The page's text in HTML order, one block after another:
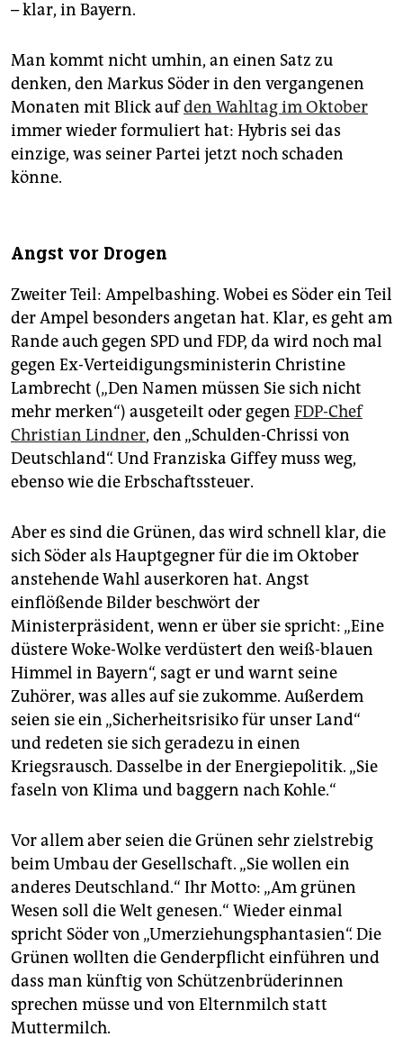
– klar, in Bayern.
Man kommt nicht umhin, an einen Satz zu
denken, den Markus Söder in den vergangenen
Monaten mit Blick aufden Wahltag im Oktober
immer wieder formuliert hat: Hybris sei das
einzige, was seiner Partei jetzt noch schaden
könne.
Angst vor Drogen
Zweiter Teil: Ampelbashing. Wobei es Söder ein Teil
der Ampel besonders angetan hat. Klar, es geht am
Rande auch gegen SPD und FDP, da wird noch mal
gegen Ex-Verteidigungsministerin Christine
Lambrecht („Den Namen müssen Sie sich nicht
mehr merken“) ausgeteilt oder gegen FDP-Chef
Christian Lindner, den „Schulden-Chrissi von
Deutschland“. Und Franziska Giffey muss weg,
ebenso wie die Erbschaftssteuer.
Aber es sind die Grünen, das wird schnell klar, die
sich Söder als Hauptgegner für die im Oktober
anstehende Wahl auserkoren hat. Angst
einflößende Bilder beschwört der
Ministerpräsident, wenn er über sie spricht: „Eine
düstere Woke-Wolke verdüstert den weiß-blauen
Himmel in Bayern“, sagt er und warnt seine
Zuhörer, was alles auf sie zukomme. Außerdem
seien sie ein „Sicherheitsrisiko für unser Land“
und redeten sie sich geradezu in einen
Kriegsrausch. Dasselbe in der Energiepolitik. „Sie
faseln von Klima und baggern nach Kohle.“
Vor allem aber seien die Grünen sehr zielstrebig
beim Umbau der Gesellschaft. „Sie wollen ein
anderes Deutschland.“ Ihr Motto: „Am grünen
Wesen soll die Welt genesen.“ Wieder einmal
spricht Söder von „Umerziehungsphantasien“. Die
Grünen wollten die Genderpflicht einführen und
dass man künftig von Schützenbrüderinnen
sprechen müsse und von Elternmilch statt
Muttermilch.